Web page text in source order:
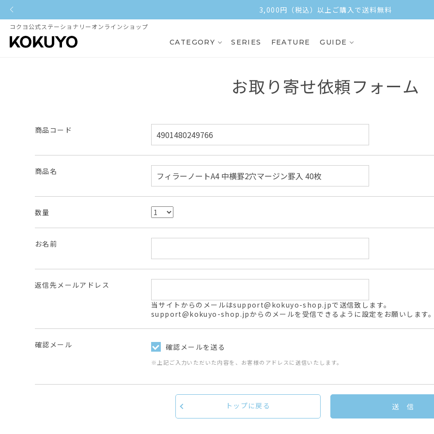
3,000円（税込）以上ご購入で送料無料
コクヨ公式ステーショナリーオンラインショップ
CATEGORY SERIES FEATURE GUIDE
お取り寄せ依頼フォーム
商品コード
商品名
数量
お名前
返信先メールアドレス
当サイトからのメールはsupport@kokuyo-shop.jpで送信致します。
support@kokuyo-shop.jpからのメールを受信できるように設定をお願いします
確認メール 確認メールを送る
※上記ご入力いただいた内容を、お客様のアドレスに送信いたします。
送 信
トップに戻る